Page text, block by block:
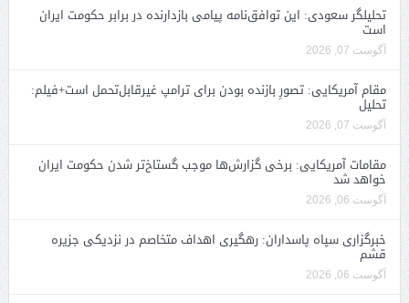
تحلیلگر سعودی: این توافق‌نامه پیامی بازدارنده در برابر حکومت ایران
است
آگوست 07, 2026
مقام آمریکایی: تصورِ بازنده بودن برای ترامپ غیرقابل‌تحمل است+فیلم:
تحلیل
آگوست 07, 2026
مقامات آمریکایی: برخی گزارش‌ها موجب گستاخ‌تر شدن حکومت ایران
خواهد شد
آگوست 06, 2026
خبرگزاری سپاه پاسداران: رهگیری اهداف متخاصم در نزدیکی جزیره
قشم
آگوست 06, 2026